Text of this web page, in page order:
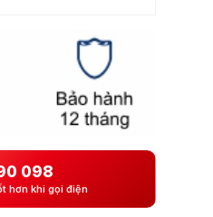
098
hơn khi gọi điện